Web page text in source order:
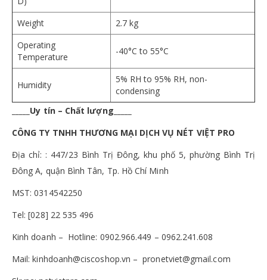
Weight
2.7 kg
Operating
Temperature
-40°C to 55°C
Humidity
5% RH to 95% RH, non-
condensing
_____Uy tín – Chất lượng_____
CÔNG TY TNHH THƯƠNG MẠI DỊCH VỤ NÉT VIỆT PRO
Địa chỉ: : 447/23 Bình Trị Đông, khu phố 5, phường Bình Trị
Đông A, quận Bình Tân, Tp. Hồ Chí Minh
MST: 0314542250
Tel: [028] 22 535 496
Kinh doanh – Hotline: 0902.966.449 – 0962.241.608
Mail: kinhdoanh@ciscoshop.vn – pronetviet@gmail.com